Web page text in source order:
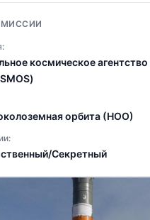
космическое
орбита (НОО)
Секретный